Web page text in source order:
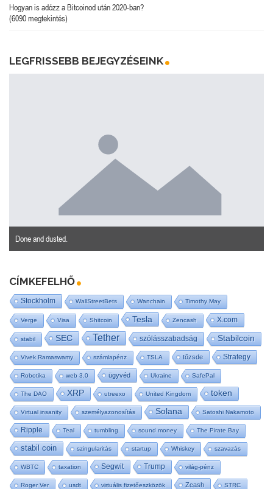
Hogyan is adózz a Bitcoinod után 2020-ban?
(6090 megtekintés)
LEGFRISSEBB BEJEGYZÉSEINK
Done and dusted.
CÍMKEFELHŐ
Stockholm WallStreetBets Wanchain Timothy May
Verge Visa Shitcoin Tesla Zencash X.com
stabil SEC Tether szólásszabadság Stabilcoin
Vivek Ramaswamy számlapénz TSLA tőzsde Strategy
Robotika web 3.0 ügyvéd Ukraine SafePal
The DAO XRP utreexo United Kingdom token
Virtual insanity személyazonosítás Solana Satoshi Nakamoto
Ripple Teal tumbling sound money The Pirate Bay
stabil coin szingularitás startup Whiskey szavazás
WBTC taxation Segwit Trump világ-pénz
Roger Ver usdt virtuális fizetőeszközök Zcash STRC